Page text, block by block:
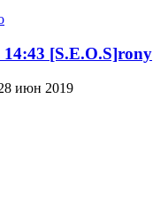
14:43 [S.E.O.S]rony
июн 2019